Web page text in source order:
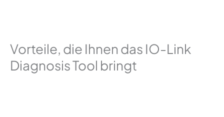
Vorteile, die Ihnen das IO-Link
Diagnosis Tool bringt